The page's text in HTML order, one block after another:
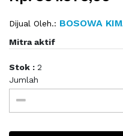
Dijual Oleh.: BOSOWA
Mitra aktif
Stok : 2
Jumlah